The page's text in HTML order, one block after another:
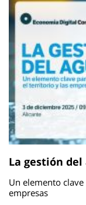
La gestión del
Un elemento
empresas